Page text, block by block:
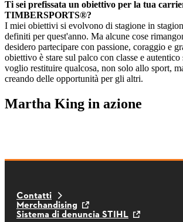
Ti sei prefissata un obiettivo per la tua
TIMBERSPORTS®?
I miei obiettivi si evolvono di stagione in
definiti per quest'anno. Ma alcune cose
desidero partecipare con passione, coraggio e
obiettivo è stare sul palco con classe e
voglio restituire qualcosa, non solo allo sport,
creando delle opportunità per gli altri.
Martha King in azione
Contatti
Merchandising
Sistema di denuncia STIHL